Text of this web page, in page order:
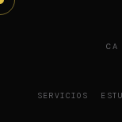
Saltar
SERVICIOS
CA